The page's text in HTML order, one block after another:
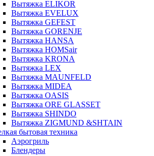
Вытяжка ELIKOR
Вытяжка EVELUX
Вытяжка GEFEST
Вытяжка GORENJE
Вытяжка HANSA
Вытяжка HOMSair
Вытяжка KRONA
Вытяжка LEX
Вытяжка MAUNFELD
Вытяжка MIDEA
Вытяжка OASIS
Вытяжка ORE GLASSET
Вытяжка SHINDO
Вытяжка ZIGMUND &SHTAIN
бытовая техника
Аэрогриль
Блендеры